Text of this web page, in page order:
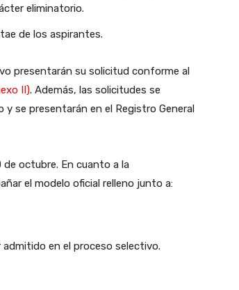
eliminatorio.
de los aspirantes.
presentarán su solicitud conforme al
II). Además, las solicitudes se
y se presentarán en el Registro General
octubre. En cuanto a la
el modelo oficial relleno junto a:
en el proceso selectivo.